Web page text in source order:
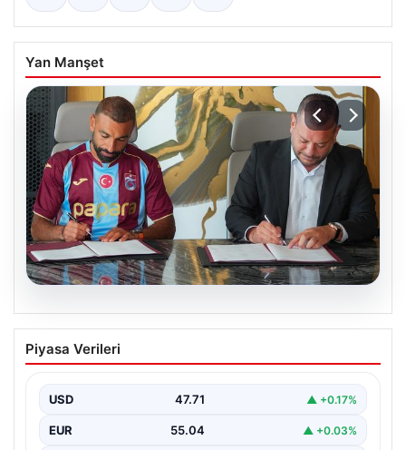
Yan Manşet
06.08.2026
Trabzonspor Salah’ın maliyetini
açıkladı!
Piyasa Verileri
USD 47.71 ▲ +0.17%
EUR 55.04 ▲ +0.03%